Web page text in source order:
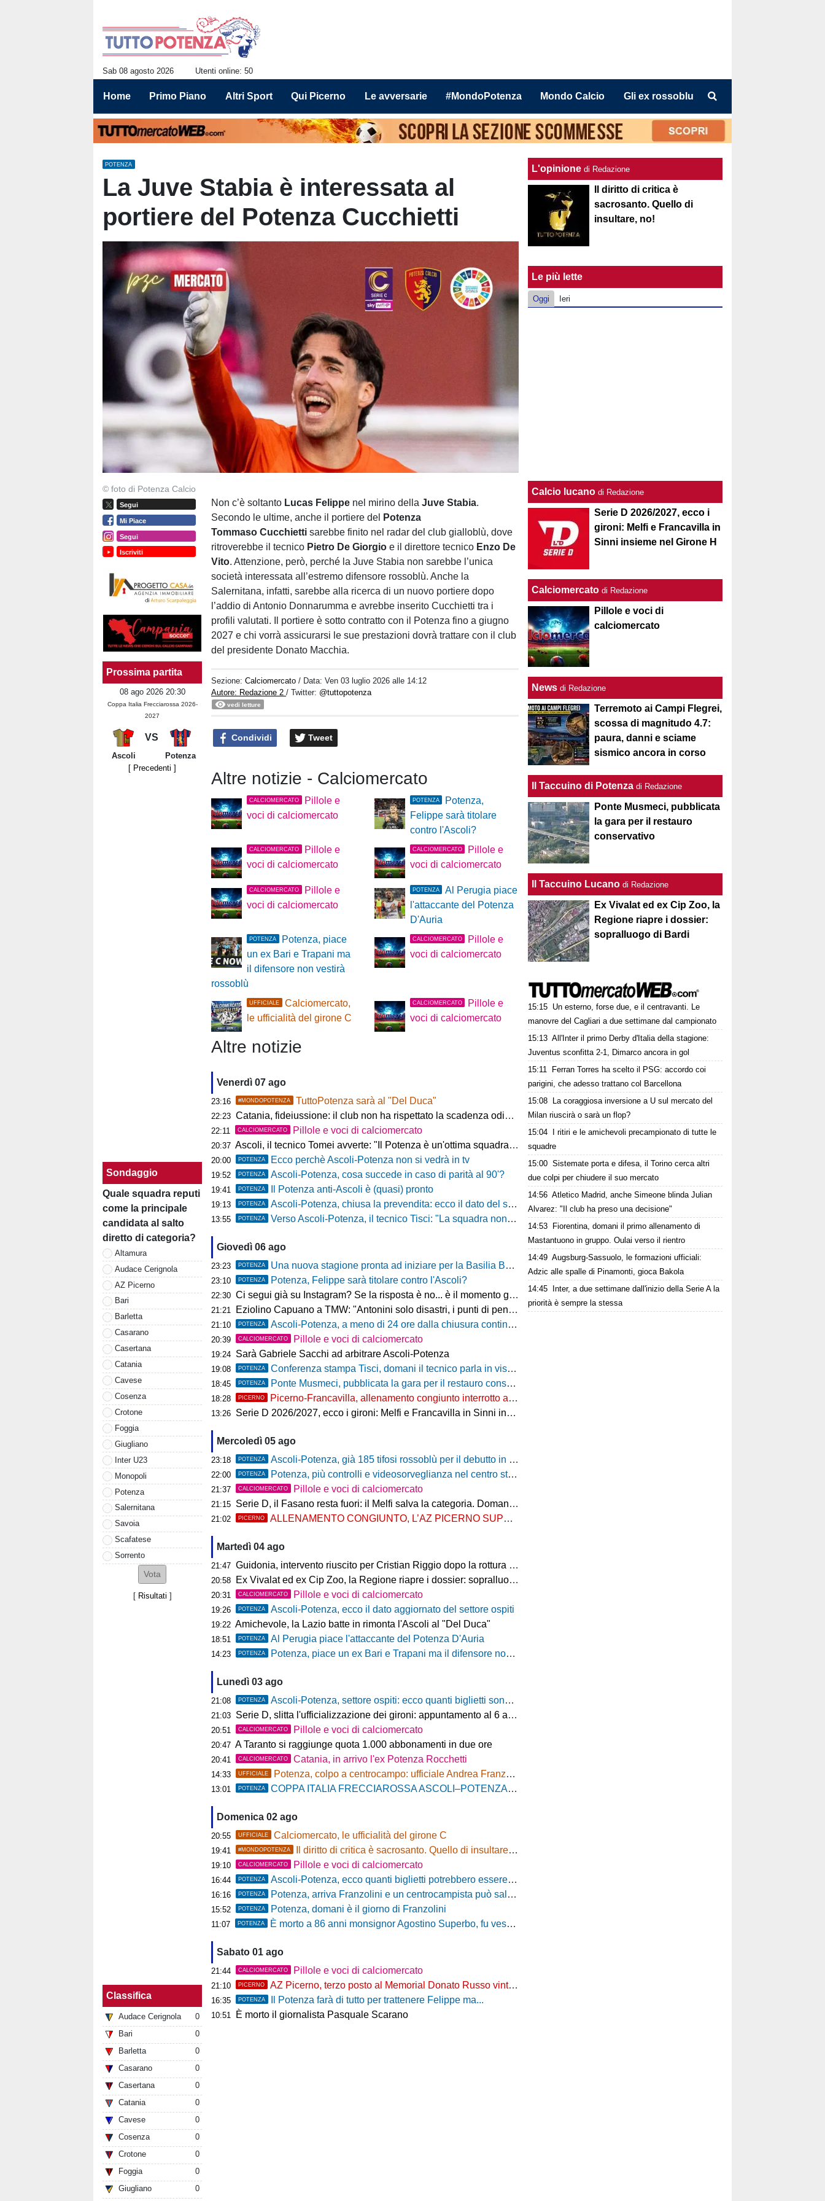
Sab 08 agosto 2026 Utenti online: 50
Home Primo Piano Altri Sport Qui Picerno Le avversarie #MondoPotenza Mondo Calcio Gli ex rossoblu
POTENZA
La Juve Stabia è interessata al
portiere del Potenza Cucchietti
© foto di Potenza Calcio
Segui
Mi Piace
Segui
Iscriviti
Prossima partita
08 ago 2026 20:30
Coppa Italia Frecciarossa 2026-
2027
VS
Ascoli
Potenza
[ Precedenti ]
Sondaggio
Quale squadra reputi
come la principale
candidata al salto
diretto di categoria?
Altamura
Audace Cerignola
AZ Picerno
Bari
Barletta
Casarano
Casertana
Catania
Cavese
Cosenza
Crotone
Foggia
Giugliano
Inter U23
Monopoli
Potenza
Salernitana
Savoia
Scafatese
Sorrento
[ Risultati ]
Classifica
Audace Cerignola
0
Bari
0
Barletta
0
Casarano
0
Casertana
0
Catania
0
Cavese
0
Cosenza
0
Crotone
0
Foggia
0
Giugliano
0
Non c’è soltanto Lucas Felippe nel mirino dellaJuve Stabia.
Secondo le ultime, anche il portiere del
Potenza
Tommaso Cucchietti sarebbe finito nel radar del club gialloblù, dove
ritroverebbe il tecnico Pietro De Giorgio e il direttore tecnico Enzo De
Vito. Attenzione, però, perché la Juve Stabia non sarebbe l’unica
società interessata all’estremo difensore rossoblù. Anche la
Salernitana, infatti, sarebbe alla ricerca di un nuovo portiere dopo
l’addio di Antonio Donnarumma e avrebbe inserito Cucchietti tra i
profili valutati. Il portiere è sotto contratto con il Potenza fino a giugno
2027 e chi vorrà assicurarsi le sue prestazioni dovrà trattare con il club
del presidente Donato Macchia.
Sezione:Calciomercato / Data:Ven 03 luglio 2026 alle 14:12
Autore: Redazione 2/ Twitter: @tuttopotenza
vedi letture
Condividi Tweet
Altre notizie - Calciomercato
CALCIOMERCATO
Pillole e
voci di calciomercato
POTENZA
Potenza,
Felippe sarà titolare
contro l'Ascoli?
CALCIOMERCATO
Pillole e
voci di calciomercato
CALCIOMERCATO
Pillole e
voci di calciomercato
CALCIOMERCATO
Pillole e
voci di calciomercato
POTENZA
Al Perugia piace
l'attaccante del Potenza
D'Auria
POTENZA
Potenza, piace
un ex Bari e Trapani ma
il difensore non vestirà
rossoblù
CALCIOMERCATO
Pillole e
voci di calciomercato
UFFICIALE
Calciomercato,
le ufficialità del girone C
CALCIOMERCATO
Pillole e
voci di calciomercato
Altre notizie
Venerdì 07 ago
23:16 #MONDOPOTENZA TuttoPotenza sarà al "Del Duca"
22:23 Catania, fideiussione: il club non ha rispettato la scadenza odierna
22:11 CALCIOMERCATO Pillole e voci di calciomercato
20:37 Ascoli, il tecnico Tomei avverte: "Il Potenza è un'ottima squadra, sarà un test probante"
20:00 POTENZA Ecco perchè Ascoli-Potenza non si vedrà in tv
19:52 POTENZA Ascoli-Potenza, cosa succede in caso di parità al 90'?
19:41 POTENZA Il Potenza anti-Ascoli è (quasi) pronto
19:13 POTENZA Ascoli-Potenza, chiusa la prevendita: ecco il dato del settore ospiti
13:55 POTENZA Verso Ascoli-Potenza, il tecnico Tisci: "La squadra non deve vivere questa sfida come una rivincita dei playoff, ai tifosi dico di godersi la trasferta"
Giovedì 06 ago
23:23 POTENZA Una nuova stagione pronta ad iniziare per la Basilia Basket Potenza
23:10 POTENZA Potenza, Felippe sarà titolare contro l'Ascoli?
22:30 Ci segui già su Instagram? Se la risposta è no... è il momento giusto per rimediare!
21:21 Eziolino Capuano a TMW: "Antonini solo disastri, i punti di penalizzazione che ha preso un record mondiale"
21:10 POTENZA Ascoli-Potenza, a meno di 24 ore dalla chiusura continua a salire il numero di biglietti venduti nel settore ospiti
20:39 CALCIOMERCATO Pillole e voci di calciomercato
19:24 Sarà Gabriele Sacchi ad arbitrare Ascoli-Potenza
19:08 POTENZA Conferenza stampa Tisci, domani il tecnico parla in vista di Ascoli-Potenza
18:45 POTENZA Ponte Musmeci, pubblicata la gara per il restauro conservativo
18:28 PICERNO Picerno-Francavilla, allenamento congiunto interrotto al termine del primo tempo
13:26 Serie D 2026/2027, ecco i gironi: Melfi e Francavilla in Sinni insieme nel Girone H
Mercoledì 05 ago
23:18 POTENZA Ascoli-Potenza, già 185 tifosi rossoblù per il debutto in Coppa Italia Frecciarossa
22:00 POTENZA Potenza, più controlli e videosorveglianza nel centro storico: il Comitato per la sicurezza rafforza le misure
21:37 CALCIOMERCATO Pillole e voci di calciomercato
21:15 Serie D, il Fasano resta fuori: il Melfi salva la categoria. Domani l'attesa per i gironi
21:02 PICERNO ALLENAMENTO CONGIUNTO, L’AZ PICERNO SUPERA L’AS MELFI
Martedì 04 ago
21:47 Guidonia, intervento riuscito per Cristian Riggio dopo la rottura del crociato
20:58 Ex Vivalat ed ex Cip Zoo, la Regione riapre i dossier: sopralluogo di Bardi
20:31 CALCIOMERCATO Pillole e voci di calciomercato
19:26 POTENZA Ascoli-Potenza, ecco il dato aggiornato del settore ospiti
19:22 Amichevole, la Lazio batte in rimonta l'Ascoli al "Del Duca"
18:51 POTENZA Al Perugia piace l'attaccante del Potenza D'Auria
14:23 POTENZA Potenza, piace un ex Bari e Trapani ma il difensore non vestirà rossoblù
Lunedì 03 ago
21:08 POTENZA Ascoli-Potenza, settore ospiti: ecco quanti biglietti sono stati venduti finora
21:03 Serie D, slitta l'ufficializzazione dei gironi: appuntamento al 6 agosto
20:51 CALCIOMERCATO Pillole e voci di calciomercato
20:47 A Taranto si raggiunge quota 1.000 abbonamenti in due ore
20:41 CALCIOMERCATO Catania, in arrivo l'ex Potenza Rocchetti
14:33 UFFICIALE Potenza, colpo a centrocampo: ufficiale Andrea Franzolini, firma fino al 2028
13:01 POTENZA COPPA ITALIA FRECCIAROSSA ASCOLI–POTENZA: BIGLIETTI SETTORE OSPITI IN VENDITA
Domenica 02 ago
20:55 UFFICIALE Calciomercato, le ufficialità del girone C
19:41 #MONDOPOTENZA Il diritto di critica è sacrosanto. Quello di insultare, no!
19:10 CALCIOMERCATO Pillole e voci di calciomercato
16:44 POTENZA Ascoli-Potenza, ecco quanti biglietti potrebbero essere disponibili per il settore ospiti
16:16 POTENZA Potenza, arriva Franzolini e un centrocampista può salutare
15:52 POTENZA Potenza, domani è il giorno di Franzolini
11:07 POTENZA È morto a 86 anni monsignor Agostino Superbo, fu vescovo di Potenza
Sabato 01 ago
21:44 CALCIOMERCATO Pillole e voci di calciomercato
21:10 PICERNO AZ Picerno, terzo posto al Memorial Donato Russo vinto dal Crotone
16:35 POTENZA Il Potenza farà di tutto per trattenere Felippe ma...
10:51 È morto il giornalista Pasquale Scarano
L'opinione di Redazione
Il diritto di critica è
sacrosanto. Quello di
insultare, no!
Le più lette
Oggi Ieri
Calcio lucanodi Redazione
Serie D 2026/2027, ecco i
gironi: Melfi e Francavilla in
Sinni insieme nel Girone H
Calciomercato di Redazione
Pillole e voci di
calciomercato
News di Redazione
Terremoto ai Campi Flegrei,
scossa di magnitudo 4.7:
paura, danni e sciame
sismico ancora in corso
Il Taccuino di Potenza di Redazione
Ponte Musmeci, pubblicata
la gara per il restauro
conservativo
Il Taccuino Lucano di Redazione
Ex Vivalat ed ex Cip Zoo, la
Regione riapre i dossier:
sopralluogo di Bardi
15:15 Un esterno, forse due, e il centravanti. Le
manovre del Cagliari a due settimane dal campionato
15:13 All'Inter il primo Derby d'Italia della stagione:
Juventus sconfitta 2-1, Dimarco ancora in gol
15:11
Ferran Torres ha scelto il PSG: accordo coi
parigini, che adesso trattano col Barcellona
15:08
La coraggiosa inversione a U sul mercato del
Milan riuscirà o sarà un flop?
15:04
I ritiri e le amichevoli precampionato di tutte le
squadre
15:00 Sistemate porta e difesa, il Torino cerca altri
due colpi per chiudere il suo mercato
14:56 Atletico Madrid, anche Simeone blinda Julian
Alvarez: "Il club ha preso una decisione"
14:53
Fiorentina, domani il primo allenamento di
Mastantuono in gruppo. Oulai verso il rientro
14:49 Augsburg-Sassuolo, le formazioni ufficiali:
Adzic alle spalle di Pinamonti, gioca Bakola
14:45
Inter, a due settimane dall'inizio della Serie A la
priorità è sempre la stessa